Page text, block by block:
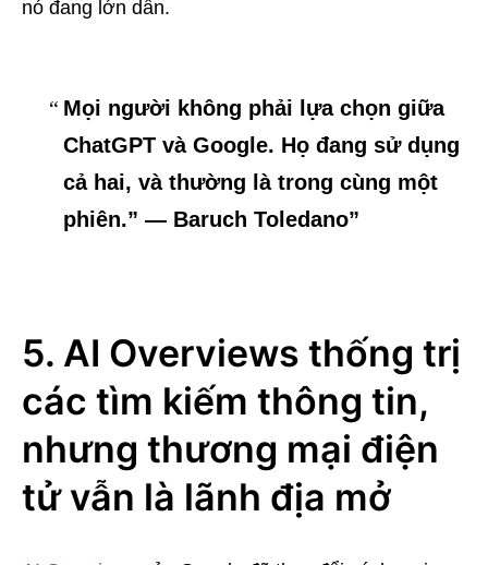
nó đang lớn dần.
Mọi người không phải lựa chọn giữa
ChatGPT và Google. Họ đang sử dụng
cả hai, và thường là trong cùng một
phiên.” — Baruch Toledano”
5. AI Overviews thống trị
các tìm kiếm thông tin,
nhưng thương mại điện
tử vẫn là lãnh địa mở